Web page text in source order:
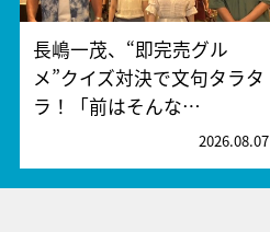
長嶋一茂、“即完売グル
メ”クイズ対決で文句タラタ
ラ！「前はそんな…
2026.08.07